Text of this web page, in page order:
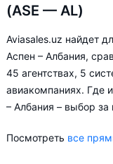
(ASE — AL)
Aviasales.uz найдет
Аспен – Албания,
45 агентствах, 5
авиакомпаниях. Где
– Албания – выбор за
Посмотреть все